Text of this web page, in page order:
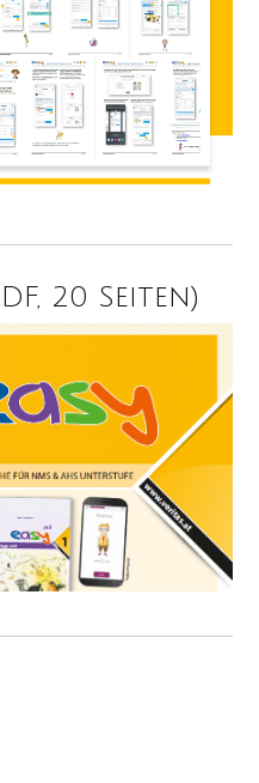
20 Seiten)